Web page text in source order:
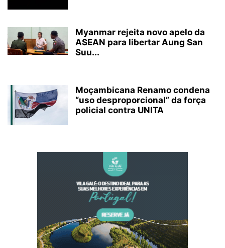
Myanmar rejeita novo apelo da
ASEAN para libertar Aung San
Suu...
Moçambicana Renamo condena
“uso desproporcional” da força
policial contra UNITA